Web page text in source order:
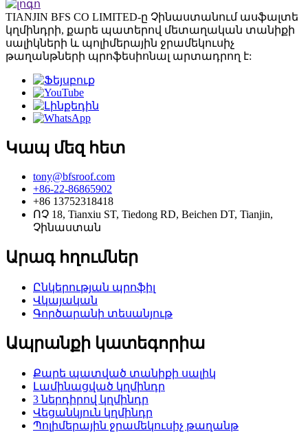
TIANJIN BFS CO LIMITED-ը Չինաստանում ասֆալտե
կղմինդրի, քարե պատերով մետաղական տանիքի
սալիկների և պոլիմերային ջրամեկուսիչ
թաղանթների պրոֆեսիոնալ արտադրող է:
Կապ մեզ հետ
tony@bfsroof.com
+86-22-86865902
+86 13752318418
ՈՉ 18, Tianxiu ST, Tiedong RD, Beichen DT, Tianjin,
Չինաստան
Արագ հղումներ
Ընկերության պրոֆիլ
Վկայական
Գործարանի տեսանյութ
Ապրանքի կատեգորիա
Քարե պատված տանիքի սալիկ
Լամինացված կղմինդր
3 ներդիրով կղմինդր
Վեցանկյուն կղմինդր
Պոլիմերային ջրամեկուսիչ թաղանթ